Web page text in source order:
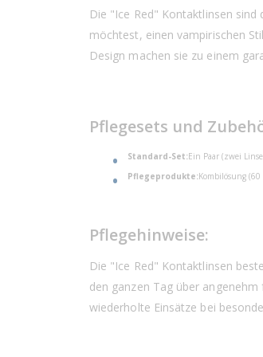
Die "Ice Red" Kontaktlinsen
möchtest, einen vampirischen
Design machen sie zu einem
Pflegesets und
Standard-Set:Ein Paar (zwei
Pflegeprodukte:Kombilösung
Pflegehinweise:
Die "Ice Red" Kontaktlinsen
den ganzen Tag über
wiederholte Einsätze bei